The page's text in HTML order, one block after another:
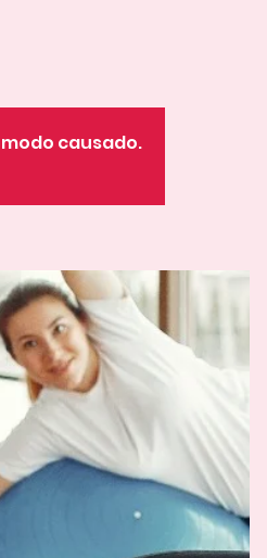
causado.